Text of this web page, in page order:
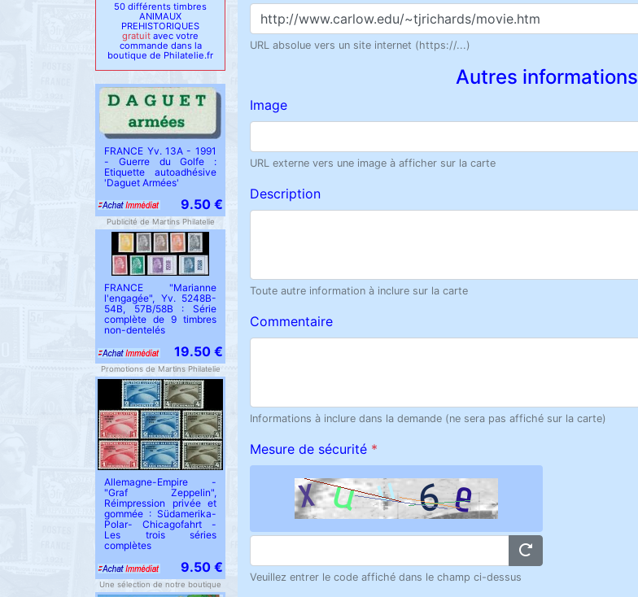
50 différents timbres
ANIMAUX
PREHISTORIQUES
gratuit avec votre
commande dans la
boutique de Philatelie.fr
FRANCE Yv. 13A - 1991
- Guerre du Golfe :
Etiquette autoadhésive
'Daguet Armées'
9.50 €
Publicité de Martins Philatelie
FRANCE "Marianne
l'engagée", Yv. 5248B-
54B, 57B/58B : Série
complète de 9 timbres
non-dentelés
19.50 €
Promotions de Martins Philatelie
Allemagne-Empire -
"Graf Zeppelin",
Réimpression privée et
gommée : Südamerika-
Polar- Chicagofahrt -
Les trois séries
complètes
9.50 €
Une sélection de notre boutique
URL absolue vers un site internet (https://...)
Autres informations
Image
URL externe vers une image à afficher sur la carte
Description
Toute autre information à inclure sur la carte
Commentaire
Informations à inclure dans la demande (ne sera pas affiché sur la carte)
Mesure de sécurité *
Veuillez entrer le code affiché dans le champ ci-dessus